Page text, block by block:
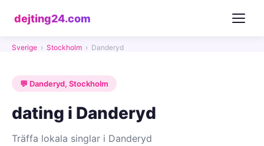
dejting24.com
Sverige › Stockholm › Danderyd
💬 Danderyd, Stockholm
dating i Danderyd
Träffa lokala singlar i Danderyd